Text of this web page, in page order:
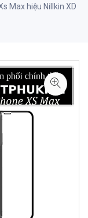
Max hiệu Nillkin XD